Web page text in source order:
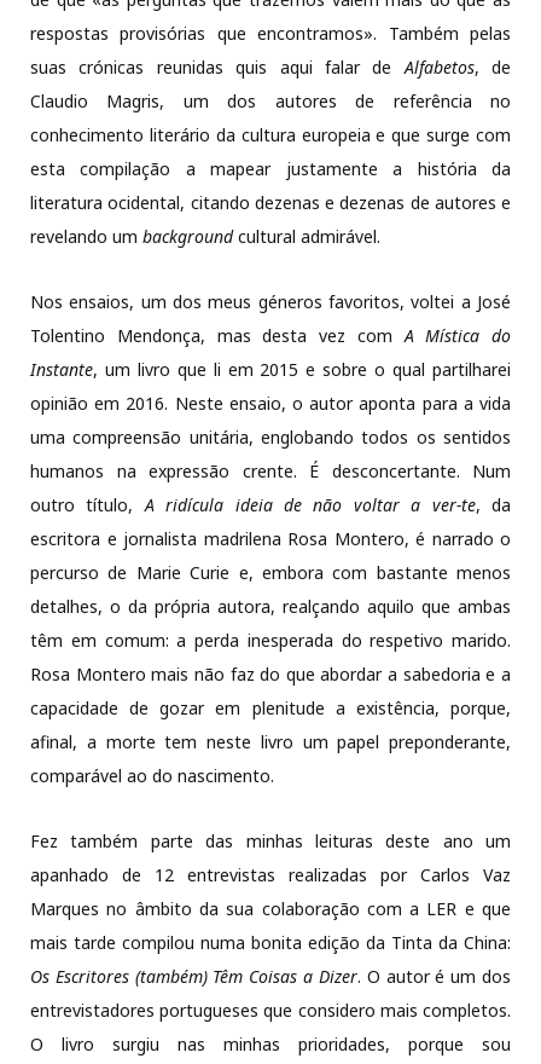
respostas provisórias que encontramos». Também pelas
suas crónicas reunidas quis aqui falar de Alfabetos, de
Claudio Magris, um dos autores de referência no
conhecimento literário da cultura europeia e que surge com
esta compilação a mapear justamente a história da
literatura ocidental, citando dezenas e dezenas de autores e
revelando um backgroundcultural admirável.
Nos ensaios, um dos meus géneros favoritos, voltei a José
Tolentino Mendonça, mas desta vez com A Mística do
Instante, um livro que li em 2015 e sobre o qual partilharei
opinião em 2016. Neste ensaio, o autor aponta para a vida
uma compreensão unitária, englobando todos os sentidos
humanos na expressão crente. É desconcertante. Num
outro título, A ridícula ideia de não voltar a ver-te, da
escritora e jornalista madrilena Rosa Montero, é narrado o
percurso de Marie Curie e, embora com bastante menos
detalhes, o da própria autora, realçando aquilo que ambas
têm em comum: a perda inesperada do respetivo marido.
Rosa Montero mais não faz do que abordar a sabedoria e a
capacidade de gozar em plenitude a existência, porque,
afinal, a morte tem neste livro um papel preponderante,
comparável ao do nascimento.
Fez também parte das minhas leituras deste ano um
apanhado de 12 entrevistas realizadas por Carlos Vaz
Marques no âmbito da sua colaboração com a LER e que
mais tarde compilou numa bonita edição da Tinta da China:
Os Escritores (também) Têm Coisas a Dizer. O autor é um dos
entrevistadores portugueses que considero mais completos.
O livro surgiu nas minhas prioridades, porque sou